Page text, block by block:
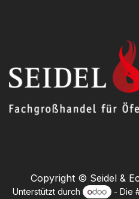
Copyright © Seidel &
Unterstützt durch - Die